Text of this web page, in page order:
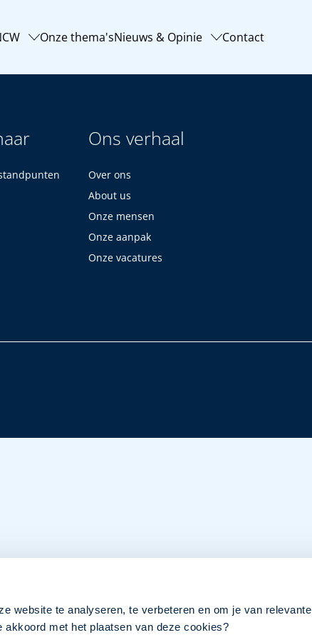
website te analyseren, te verbeteren en om je van relevante
akkoord met het plaatsen van deze cookies?
Onze thema'sNieuws & Opinie Contact
Ons verhaal
Over ons
About us
Onze mensen
Onze aanpak
Onze vacatures